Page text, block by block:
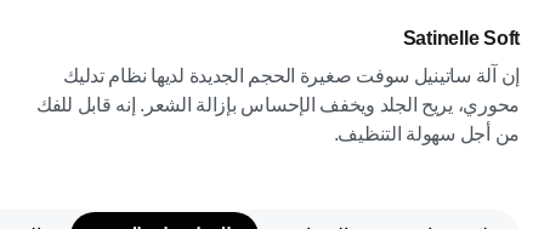
Satinelle Soft
إن آلة ساتينيل سوفت صغيرة الحجم الجديدة لديها نظام تدليك
محوري، يريح الجلد ويخفف الإحساس بإزالة الشعر. إنه قابل للفك
من أجل سهولة التنظيف.